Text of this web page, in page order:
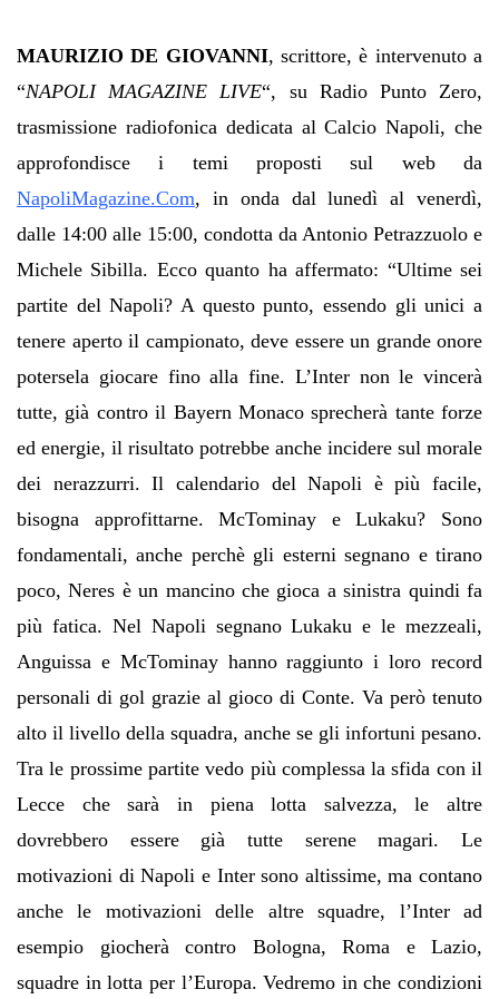
MAURIZIO DE GIOVANNI, scrittore, è intervenuto a
“NAPOLI MAGAZINE LIVE“, su Radio Punto Zero,
trasmissione radiofonica dedicata al Calcio Napoli, che
approfondisce i temi proposti sul web da
NapoliMagazine.Com, in onda dal lunedì al venerdì,
dalle 14:00 alle 15:00, condotta da Antonio Petrazzuolo e
Michele Sibilla. Ecco quanto ha affermato: “Ultime sei
partite del Napoli? A questo punto, essendo gli unici a
tenere aperto il campionato, deve essere un grande onore
potersela giocare fino alla fine. L’Inter non le vincerà
tutte, già contro il Bayern Monaco sprecherà tante forze
ed energie, il risultato potrebbe anche incidere sul morale
dei nerazzurri. Il calendario del Napoli è più facile,
bisogna approfittarne. McTominay e Lukaku? Sono
fondamentali, anche perchè gli esterni segnano e tirano
poco, Neres è un mancino che gioca a sinistra quindi fa
più fatica. Nel Napoli segnano Lukaku e le mezzeali,
Anguissa e McTominay hanno raggiunto i loro record
personali di gol grazie al gioco di Conte. Va però tenuto
alto il livello della squadra, anche se gli infortuni pesano.
Tra le prossime partite vedo più complessa la sfida con il
Lecce che sarà in piena lotta salvezza, le altre
dovrebbero essere già tutte serene magari. Le
motivazioni di Napoli e Inter sono altissime, ma contano
anche le motivazioni delle altre squadre, l’Inter ad
esempio giocherà contro Bologna, Roma e Lazio,
squadre in lotta per l’Europa. Vedremo in che condizioni